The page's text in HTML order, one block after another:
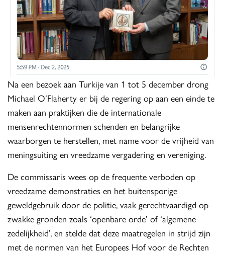
Na een bezoek aan Turkije van 1 tot 5 december drong
Michael O’Flaherty er bij de regering op aan een einde te
maken aan praktijken die de internationale
mensenrechtennormen schenden en belangrijke
waarborgen te herstellen, met name voor de vrijheid van
meningsuiting en vreedzame vergadering en vereniging.
De commissaris wees op de frequente verboden op
vreedzame demonstraties en het buitensporige
geweldgebruik door de politie, vaak gerechtvaardigd op
zwakke gronden zoals ‘openbare orde’ of ‘algemene
zedelijkheid’, en stelde dat deze maatregelen in strijd zijn
met de normen van het Europees Hof voor de Rechten